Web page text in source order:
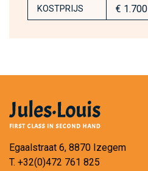
KOSTPRIJS € 1.700
Egaalstraat 6, 8870 Izegem
T. +32(0)472 761 825